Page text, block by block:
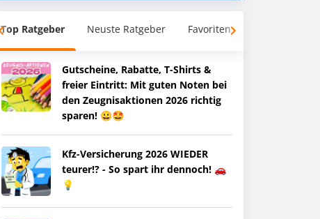
Top Ratgeber Neuste Ratgeber Favoriten
Gutscheine, Rabatte, T-Shirts &
freier Eintritt: Mit guten Noten bei
den Zeugnisaktionen 2026 richtig
sparen! 😀🤩
Kfz-Versicherung 2026 WIEDER
teurer!? - So spart ihr dennoch! 🚗
💡